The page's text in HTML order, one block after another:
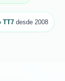
TT7 desde 2008